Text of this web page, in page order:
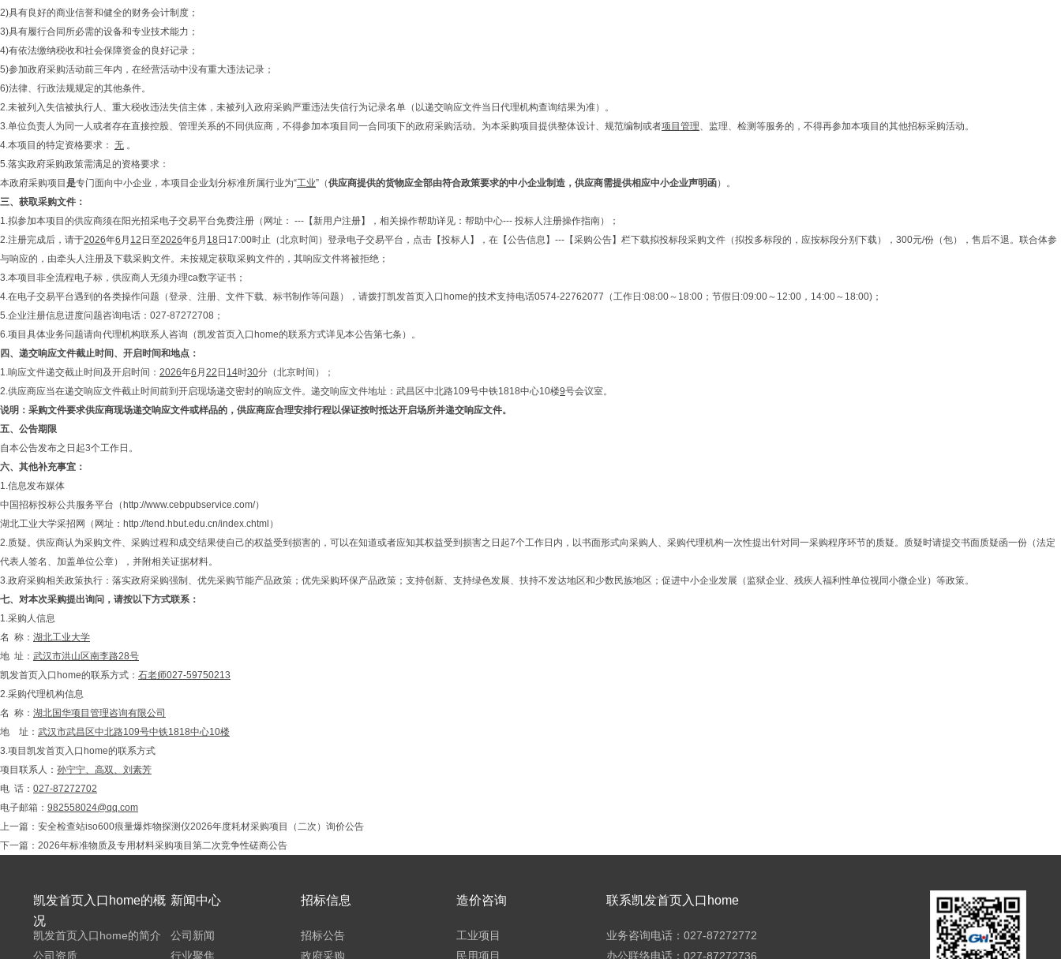
2)具有良好的商业信誉和健全的财务会计制度；
3)具有履行合同所必需的设备和专业技术能力；
4)有依法缴纳税收和社会保障资金的良好记录；
5)参加政府采购活动前三年内，在经营活动中没有重大违法记录；
6)法律、行政法规规定的其他条件。
2.未被列入失信被执行人、重大税收违法失信主体，未被列入政府采购严重违法失信行为记录名单（以递交响应文件当日代理机构查询结果为准）。
3.单位负责人为同一人或者存在直接控股、管理关系的不同供应商，不得参加本项目同一合同项下的政府采购活动。为本采购项目提供整体设计、规范编制或者项目管理、监理、检测等服务的，不得再参加本项目的其他招标采购活动。
4.本项目的特定资格要求： 无 。
5.落实政府采购政策需满足的资格要求：
本政府采购项目 是专门面向中小企业，本项目企业划分标准所属行业为“工业”（供应商提供的货物应全部由符合政策要求的中小企业制造，供应商需提供相应中小企业声明函）。
三、 获取采购文件 ：
1.拟参加本项目的供应商须在阳光招采电子交易平台免费注册（网址： ---【新用户注册】，相关操作帮助详见：帮助中心--- 投标人注册操作指南）；
2.注册完成后，请于2026年6 月 12 日至2026年6 月 18 日17:00时止（北京时间）登录电子交易平台，点击【投标人】，在【公告信息】---【采购公告】栏下载拟投标段采购文件（拟投多标段的，应按标段分别下载），300元/份（包），售后不退。联合体参
与响应的，由牵头人注册及下载采购文件。未按规定获取采购文件的，其响应文件将被拒绝；
3.本项目非全流程电子标，供应商人无须办理ca数字证书；
4.在电子交易平台遇到的各类操作问题（登录、注册、文件下载、标书制作等问题），请拨打凯发首页入口home的技术支持电话0574-22762077（工作日:08:00～18:00；节假日:09:00～12:00，14:00～18:00)；
5.企业注册信息进度问题咨询电话：027-87272708；
6.项目具体业务问题请向代理机构联系人咨询（凯发首页入口home的联系方式详见本公告第七条）。
四、 递交响应文件截止时间、开启时间和地点：
1.响应文件递交截止时间及开启时间： 2026年6 月 22 日 14时30分（北京时间）；
2.供应商应当在递交响应文件截止时间前到开启现场递交密封的响应文件。递交响应文件地址：武昌区中北路109号中铁1818中心10楼9号会议室。
说明：采购文件要求供应商现场递交响应文件或样品的，供应商应合理安排行程以保证按时抵达开启场所并递交响应文件。
五、 公告期限
自本公告发布之日起3个工作日。
六、 其他补充事宜：
1.信息发布媒体
中国招标投标公共服务平台（http://www.cebpubservice.com/）
湖北工业大学采招网（网址：http://tend.hbut.edu.cn/index.chtml）
2.质疑。供应商认为采购文件、采购过程和成交结果使自己的权益受到损害的，可以在知道或者应知其权益受到损害之日起7个工作日内，以书面形式向采购人、采购代理机构一次性提出针对同一采购程序环节的质疑。质疑时请提交书面质疑函一份（法定
代表人签名、加盖单位公章），并附相关证据材料。
3.政府采购相关政策执行：落实政府采购强制、优先采购节能产品政策；优先采购环保产品政策；支持创新、支持绿色发展、扶持不发达地区和少数民族地区；促进中小企业发展（监狱企业、残疾人福利性单位视同小微企业）等政策。
七、 对本次采购提出询问，请按以下方式联系：
1.采购人信息
名 称： 湖北工业大学
地 址： 武汉市洪山区南李路28号
凯发首页入口home的联系方式： 石老师027-59750213
2.采购代理机构信息
名 称： 湖北国华项目管理咨询有限公司
地 址： 武汉市武昌区中北路109号中铁1818中心10楼
3.项目凯发首页入口home的联系方式
项目联系人： 孙宁宁、高双、刘素芳
电 话： 027-87272702
电子邮箱： 982558024@qq.com
上一篇： 安全检查站iso600痕量爆炸物探测仪2026年度耗材采购项目（二次）询价公告
下一篇： 2026年标准物质及专用材料采购项目第二次竞争性磋商公告
凯发首页入口home的概
况
凯发首页入口home的简介
公司资质
新闻中心
公司新闻
行业聚焦
招标信息
招标公告
政府采购
造价咨询
工业项目
民用项目
联系凯发首页入口home
业务咨询电话：027-87272772
办公联络电话：027-87272736